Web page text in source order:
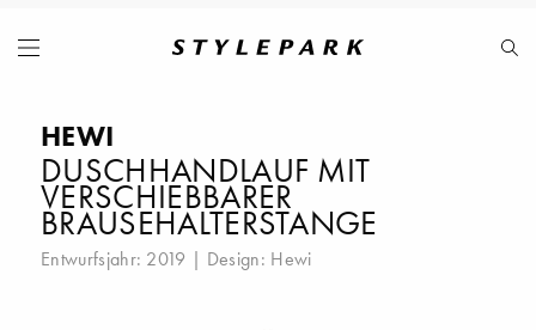
HEWI
DUSCHHANDLAUF MIT
VERSCHIEBBARER
BRAUSEHALTERSTANGE
Entwurfsjahr: 2019 | Design: Hewi